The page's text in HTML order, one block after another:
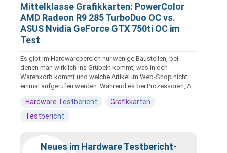
Mittelklasse Grafikkarten: PowerColor
AMD Radeon R9 285 TurboDuo OC vs.
ASUS Nvidia GeForce GTX 750ti OC im
Test
Es gibt im Hardwarebereich nur wenige Baustellen, bei
denen man wirklich ins Grübeln kommt, was in den
Warenkorb kommt und welche Artikel im Web-Shop nicht
einmal aufgerufen werden. Während es bei Prozessoren, A...
Hardware Testbericht
Grafikkarten
Testbericht
Neues im Hardware Testbericht-